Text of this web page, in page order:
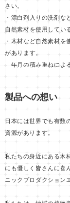
さい。
・漂白剤入りの洗剤な
自然素材を使用してい
・木材など自然素材
があります。
年月の積み重ねによ
製品への想い
日本には世界でも有数
資源があります。
私たちの身近にある木
にも優しく皆さんに喜
ニックプロダクション